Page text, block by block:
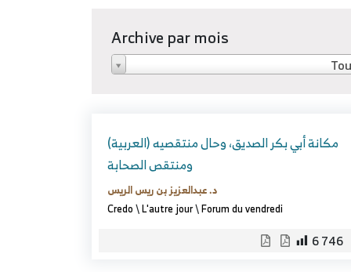
Archive par mois
(العربية) مكانة أبي بكر الصديق، وحال منتقصيه
ومنتقص الصحابة
د. عبدالعزيز بن ريس الريس
Credo\L'autre jour\Forum du vendredi
6 746